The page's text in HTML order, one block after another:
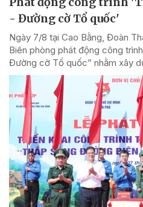
- Đường cờ Tổ quốc'
Ngày 7/8 tại Cao Bằng, Đoàn
Biên phòng phát động công
Đường cờ Tổ quốc” nhằm xây